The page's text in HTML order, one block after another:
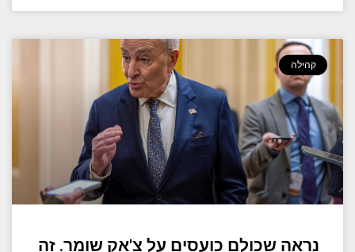
קהילה
נראה שכולם כועסים על צ'אק שומר. זה